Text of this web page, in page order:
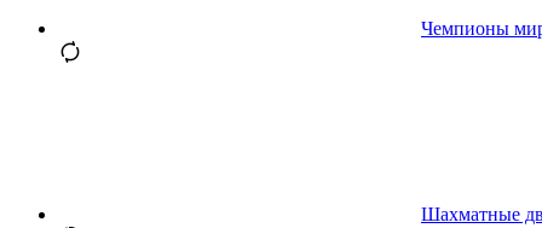
Чемпионы
Шахматные